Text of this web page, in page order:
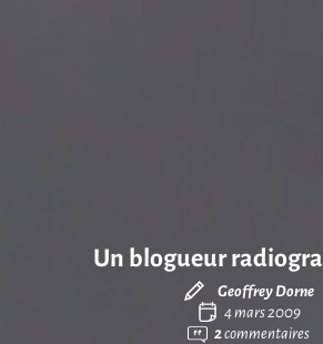
Un blogueur
Geoffrey Dorne
4 mars 2009
2commentaires